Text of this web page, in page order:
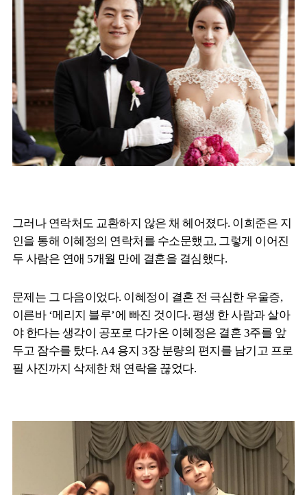
그러나 연락처도 교환하지 않은 채 헤어졌다. 이희준은 지
인을 통해 이혜정의 연락처를 수소문했고, 그렇게 이어진
두 사람은 연애 5개월 만에 결혼을 결심했다.
문제는 그 다음이었다. 이혜정이 결혼 전 극심한 우울증,
이른바 ‘메리지 블루’에 빠진 것이다. 평생 한 사람과 살아
야 한다는 생각이 공포로 다가온 이혜정은 결혼 3주를 앞
두고 잠수를 탔다. A4 용지 3장 분량의 편지를 남기고 프로
필 사진까지 삭제한 채 연락을 끊었다.